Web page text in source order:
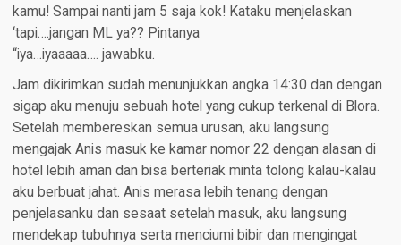
kamu! Sampai nanti jam 5 saja kok! Kataku menjelaskan
‘tapi….jangan ML ya?? Pintanya
“iya…iyaaaaa…. jawabku.
Jam dikirimkan sudah menunjukkan angka 14:30 dan dengan
sigap aku menuju sebuah hotel yang cukup terkenal di Blora.
Setelah membereskan semua urusan, aku langsung
mengajak Anis masuk ke kamar nomor 22 dengan alasan di
hotel lebih aman dan bisa berteriak minta tolong kalau-kalau
aku berbuat jahat. Anis merasa lebih tenang dengan
penjelasanku dan sesaat setelah masuk, aku langsung
mendekap tubuhnya serta menciumi bibir dan mengingat